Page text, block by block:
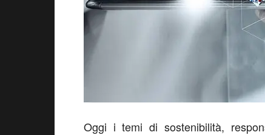
Oggi i temi di sostenibilità,